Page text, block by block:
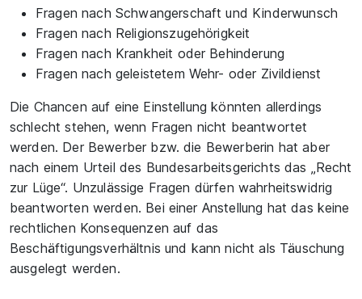
Fragen nach Schwangerschaft und Kinderwunsch
Fragen nach Religionszugehörigkeit
Fragen nach Krankheit oder Behinderung
Fragen nach geleistetem Wehr- oder Zivildienst
Die Chancen auf eine Einstellung könnten allerdings
schlecht stehen, wenn Fragen nicht beantwortet
werden. Der Bewerber bzw. die Bewerberin hat aber
nach einem Urteil des Bundesarbeitsgerichts das „Recht
zur Lüge“. Unzulässige Fragen dürfen wahrheitswidrig
beantworten werden. Bei einer Anstellung hat das keine
rechtlichen Konsequenzen auf das
Beschäftigungsverhältnis und kann nicht als Täuschung
ausgelegt werden.